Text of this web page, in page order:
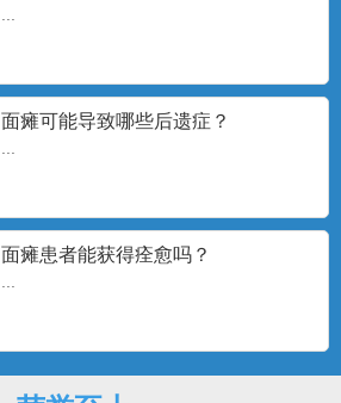
面瘫可能导致哪些后遗症？
面瘫患者能获得痊愈吗？
患者说了算
...
戎马一生